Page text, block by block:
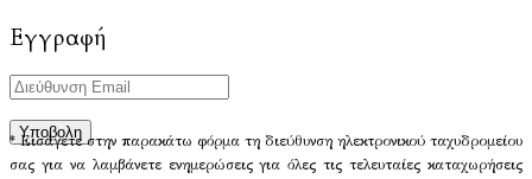
Εγγραφή
* Εισάγετε στην παρακάτω φόρμα τη διεύθυνση ηλεκτρονικού ταχυδρομείου
σας για να λαμβάνετε ενημερώσεις για όλες τις τελευταίες καταχωρήσεις